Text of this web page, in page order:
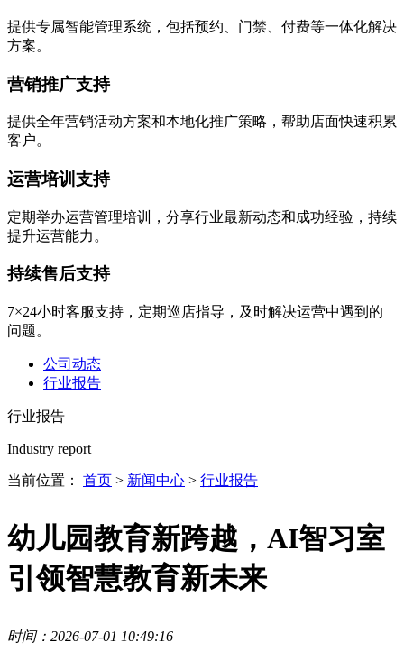
提供专属智能管理系统，包括预约、门禁、付费等一体化解决
方案。
营销推广支持
提供全年营销活动方案和本地化推广策略，帮助店面快速积累
客户。
运营培训支持
定期举办运营管理培训，分享行业最新动态和成功经验，持续
提升运营能力。
持续售后支持
7×24小时客服支持，定期巡店指导，及时解决运营中遇到的
问题。
公司动态
行业报告
行业报告
Industry report
当前位置： 首页 > 新闻中心 > 行业报告
幼儿园教育新跨越，AI智习室
引领智慧教育新未来
时间：2026-07-01 10:49:16